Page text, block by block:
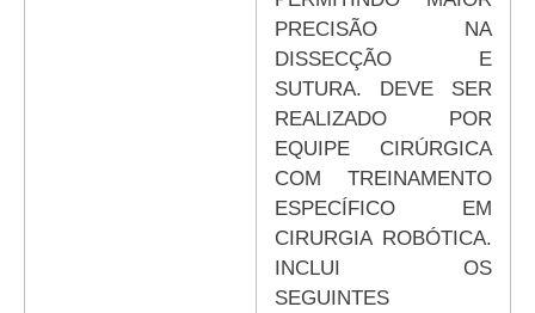
PRECISÃO NA
DISSECÇÃO E
SUTURA. DEVE SER
REALIZADO POR
EQUIPE CIRÚRGICA
COM TREINAMENTO
ESPECÍFICO EM
CIRURGIA ROBÓTICA.
INCLUI OS
SEGUINTES